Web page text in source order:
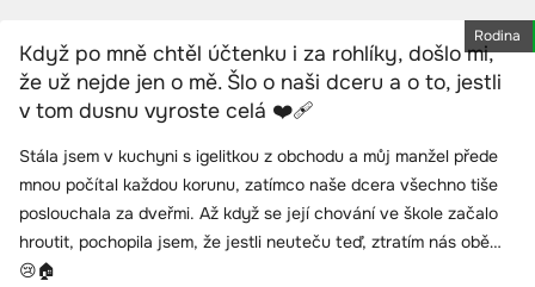
Rodina
Když po mně chtěl účtenku i za rohlíky, došlo mi,
že už nejde jen o mě. Šlo o naši dceru a o to, jestli
v tom dusnu vyroste celá ❤️‍🩹
Stála jsem v kuchyni s igelitkou z obchodu a můj manžel přede
mnou počítal každou korunu, zatímco naše dcera všechno tiše
poslouchala za dveřmi. Až když se její chování ve škole začalo
hroutit, pochopila jsem, že jestli neuteču teď, ztratím nás obě…
😢🏠